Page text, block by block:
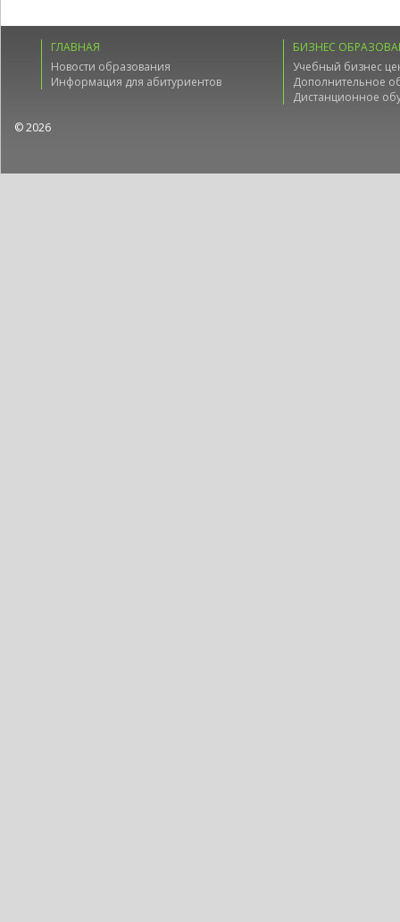
ГЛАВНАЯ
Новости образования
Информация для абитуриентов
БИЗНЕС
Учебный бизнес
Дополнительное
Дистанционное
© 2026